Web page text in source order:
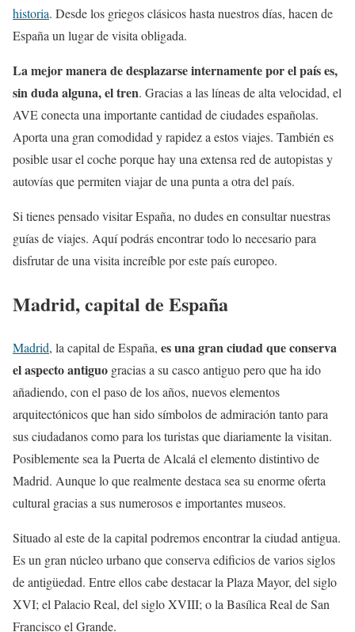
historia. Desde los griegos clásicos hasta nuestros días, hacen de
España un lugar de visita obligada.
La mejor manera de desplazarse internamente por el país es,
sin duda alguna, el tren. Gracias a las líneas de alta velocidad, el
AVE conecta una importante cantidad de ciudades españolas.
Aporta una gran comodidad y rapidez a estos viajes. También es
posible usar el coche porque hay una extensa red de autopistas y
autovías que permiten viajar de una punta a otra del país.
Si tienes pensado visitar España, no dudes en consultar nuestras
guías de viajes. Aquí podrás encontrar todo lo necesario para
disfrutar de una visita increíble por este país europeo.
Madrid, capital de España
Madrid, la capital de España, es una gran ciudad que conserva
el aspecto antiguo gracias a su casco antiguo pero que ha ido
añadiendo, con el paso de los años, nuevos elementos
arquitectónicos que han sido símbolos de admiración tanto para
sus ciudadanos como para los turistas que diariamente la visitan.
Posiblemente sea la Puerta de Alcalá el elemento distintivo de
Madrid. Aunque lo que realmente destaca sea su enorme oferta
cultural gracias a sus numerosos e importantes museos.
Situado al este de la capital podremos encontrar la ciudad antigua.
Es un gran núcleo urbano que conserva edificios de varios siglos
de antigüedad. Entre ellos cabe destacar la Plaza Mayor, del siglo
XVI; el Palacio Real, del siglo XVIII; o la Basílica Real de San
Francisco el Grande.